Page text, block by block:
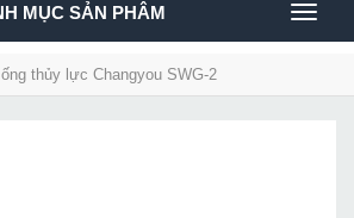
MỤC SẢN PHÂM
thủy lực Changyou SWG-2